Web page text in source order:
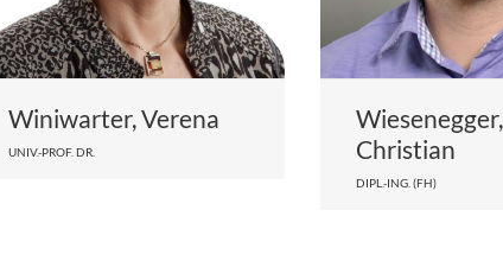
Winiwarter, Verena
UNIV.-PROF. DR.
Wiesenegger,
Christian
DIPL.-ING. (FH)